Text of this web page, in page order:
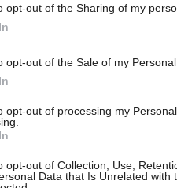
opt-out of the Sharing of my
opt-out of the Sale of my Personal
opt-out of processing my
opt-out of Collection, Use,
Data that Is Unrelated with
19. 02. 2026
Nové okná